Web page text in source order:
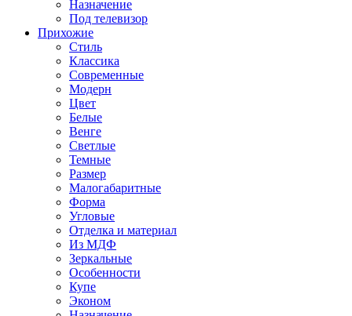
Назначение
Под телевизор
Прихожие
Стиль
Классика
Современные
Модерн
Цвет
Белые
Венге
Светлые
Темные
Размер
Малогабаритные
Форма
Угловые
Отделка и материал
Из МДФ
Зеркальные
Особенности
Купе
Эконом